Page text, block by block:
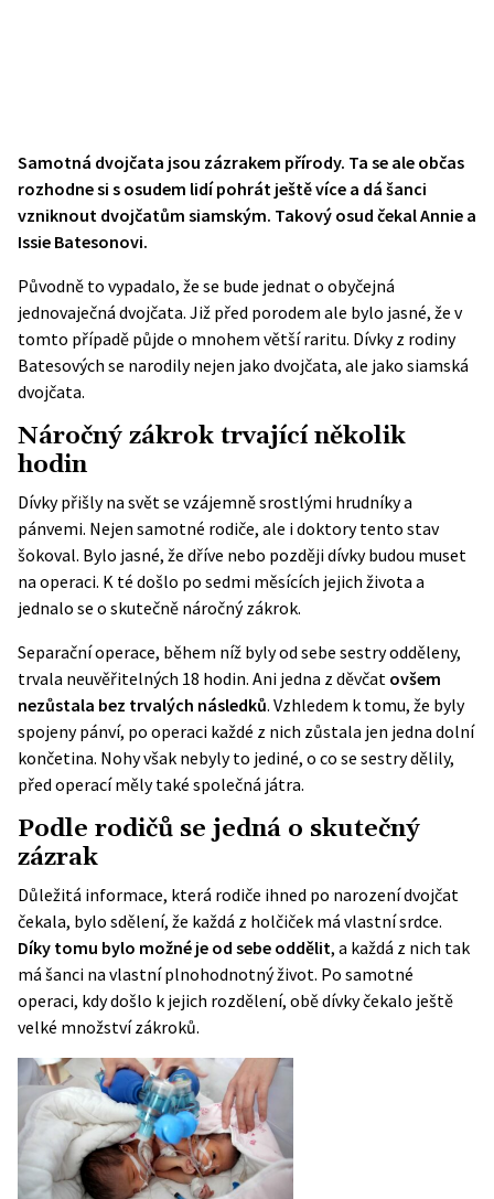
Samotná dvojčata jsou zázrakem přírody. Ta se ale občas
rozhodne si s osudem lidí pohrát ještě více a dá šanci
vzniknout dvojčatům siamským. Takový osud čekal Annie a
Issie Batesonovi.
Původně to vypadalo, že se bude jednat o obyčejná
jednovaječná dvojčata. Již před porodem ale bylo jasné, že v
tomto případě půjde o mnohem větší raritu. Dívky z rodiny
Batesových se narodily nejen jako dvojčata, ale jako siamská
dvojčata.
Náročný zákrok trvající několik
hodin
Dívky přišly na svět se vzájemně srostlými hrudníky a
pánvemi. Nejen samotné rodiče, ale i doktory tento stav
šokoval. Bylo jasné, že dříve nebo později dívky budou muset
na operaci. K té došlo po sedmi měsících jejich života a
jednalo se o skutečně náročný zákrok.
Separační operace, během níž byly od sebe sestry odděleny,
trvala neuvěřitelných 18 hodin. Ani jedna z děvčat ovšem
nezůstala bez trvalých následků. Vzhledem k tomu, že byly
spojeny pánví, po operaci každé z nich zůstala jen jedna dolní
končetina. Nohy však nebyly to jediné, o co se sestry dělily,
před operací měly také společná játra.
Podle rodičů se jedná o skutečný
zázrak
Důležitá informace, která rodiče ihned po narození dvojčat
čekala, bylo sdělení, že každá z holčiček má vlastní srdce.
Díky tomu bylo možné je od sebe oddělit, a každá z nich tak
má šanci na vlastní plnohodnotný život. Po samotné
operaci, kdy došlo k jejich rozdělení, obě dívky čekalo ještě
velké množství zákroků.